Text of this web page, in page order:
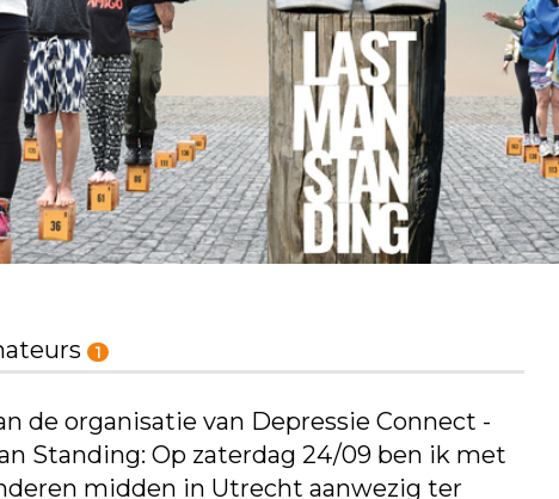
1
de organisatie van Depressie Connect -
Standing: Op zaterdag 24/09 ben ik met
midden in Utrecht aanwezig ter